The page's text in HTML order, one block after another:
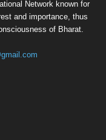
Network known for
and importance, thus
of Bharat.